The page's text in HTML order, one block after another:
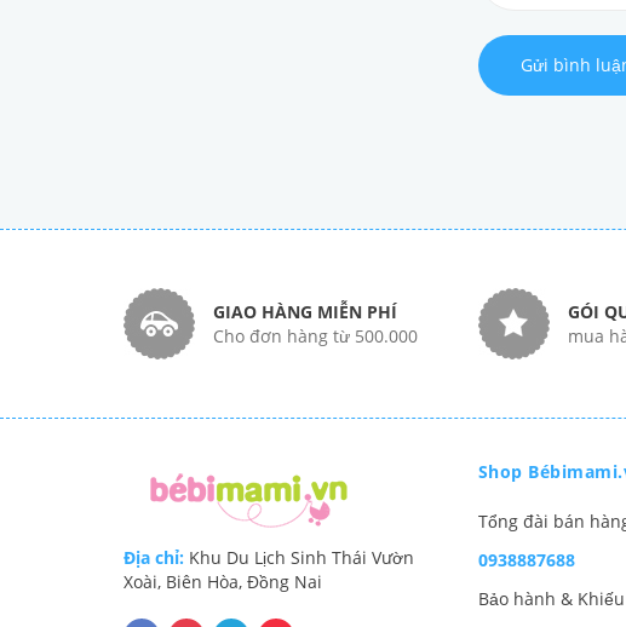
Gửi bình
GIAO HÀNG MIỄN PHÍ
Cho đơn hàng từ 500.000
GÓI
mua
Địa chỉ: Khu Du Lịch Sinh Thái Vườn
Xoài, Biên Hòa, Đồng Nai
Shop
Tổng đài bán
0938887688
Bảo hành &